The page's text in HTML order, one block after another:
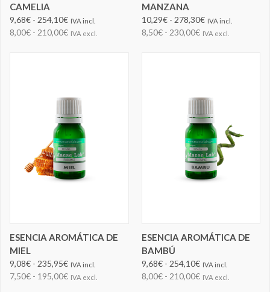
CAMELIA
9,68€ - 254,10€ IVA incl.
8,00€ - 210,00€ IVA excl.
MANZANA
10,29€ - 278,30€ IVA incl.
8,50€ - 230,00€ IVA excl.
ESENCIA AROMÁTICA DE
MIEL
9,08€ - 235,95€ IVA incl.
7,50€ - 195,00€ IVA excl.
ESENCIA AROMÁTICA DE
BAMBÚ
9,68€ - 254,10€ IVA incl.
8,00€ - 210,00€ IVA excl.